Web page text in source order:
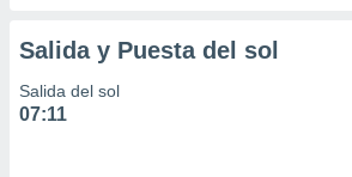
Salida y Puesta del sol
Salida del sol
07:11